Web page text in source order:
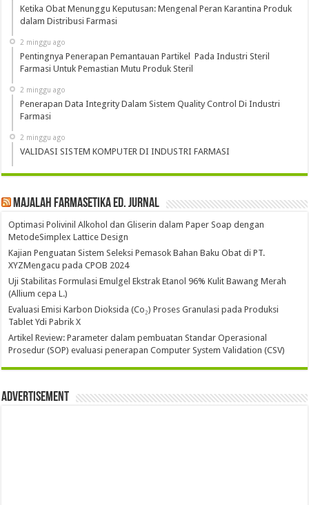
Ketika Obat Menunggu Keputusan: Mengenal Peran Karantina Produk
dalam Distribusi Farmasi
2 minggu ago
Pentingnya Penerapan Pemantauan Partikel Pada Industri Steril
Farmasi Untuk Pemastian Mutu Produk Steril
2 minggu ago
Penerapan Data Integrity Dalam Sistem Quality Control Di Industri
Farmasi
2 minggu ago
VALIDASI SISTEM KOMPUTER DI INDUSTRI FARMASI
Majalah Farmasetika Ed. Jurnal
Optimasi Polivinil Alkohol dan Gliserin dalam Paper Soap dengan
MetodeSimplex Lattice Design
Kajian Penguatan Sistem Seleksi Pemasok Bahan Baku Obat di PT.
XYZMengacu pada CPOB 2024
Uji Stabilitas Formulasi Emulgel Ekstrak Etanol 96% Kulit Bawang Merah
(Allium cepa L.)
Evaluasi Emisi Karbon Dioksida (Co₂) Proses Granulasi pada Produksi
Tablet Ydi Pabrik X
Artikel Review: Parameter dalam pembuatan Standar Operasional
Prosedur (SOP) evaluasi penerapan Computer System Validation (CSV)
Advertisement